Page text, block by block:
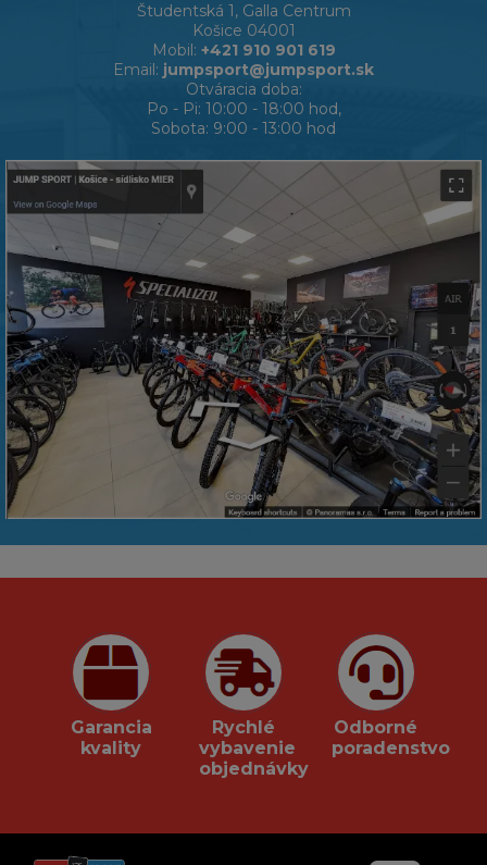
Študentská 1, Galla Centrum
Košice 04001
Mobil: +421 910 901 619
Email: jumpsport@jumpsport.sk
Otváracia doba:
Po - Pi: 10:00 - 18:00 hod,
Sobota: 9:00 - 13:00 hod
Garancia
kvality
Rychlé
vybavenie
objednávky
Odborné
poradenstvo